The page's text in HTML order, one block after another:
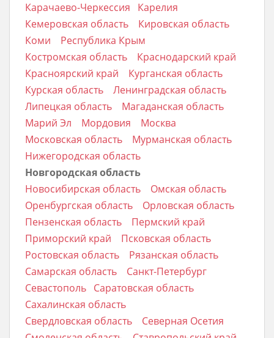
Карачаево-Черкессия
Карелия
Кемеровская область
Кировская область
Коми
Республика Крым
Костромская область
Краснодарский край
Красноярский край
Курганская область
Курская область
Ленинградская область
Липецкая область
Магаданская область
Марий Эл
Мордовия
Москва
Московская область
Мурманская область
Нижегородская область
Новгородская область
Новосибирская область
Омская область
Оренбургская область
Орловская область
Пензенская область
Пермский край
Приморский край
Псковская область
Ростовская область
Рязанская область
Самарская область
Санкт-Петербург
Севастополь Саратовская область
Сахалинская область
Свердловская область
Северная Осетия